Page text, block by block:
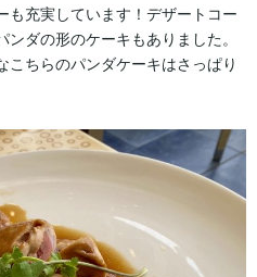
も充実しています！デザートコー
ダの形のケーキもありました。
こちらのパンダケーキはさっぱり